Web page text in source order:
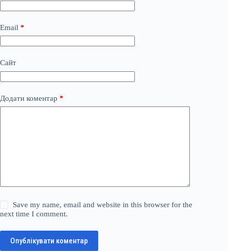
Email *
Сайт
Додати коментар *
Save my name, email and website in this browser for the
next time I comment.
Опублікувати коментар